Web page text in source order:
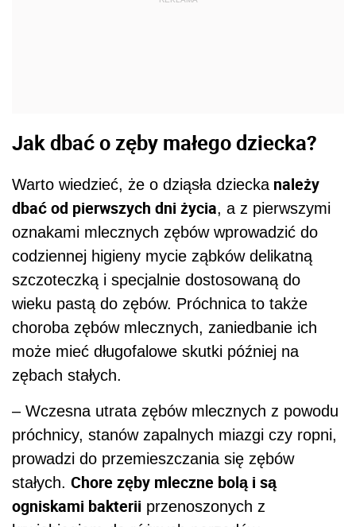
Jak dbać o zęby małego dziecka?
Warto wiedzieć, że o dziąsła dzieckanależy
dbać od pierwszych dni życia, a z pierwszymi
oznakami mlecznych zębów wprowadzić do
codziennej higieny mycie ząbków delikatną
szczoteczką i specjalnie dostosowaną do
wieku pastą do zębów. Próchnica to także
choroba zębów mlecznych, zaniedbanie ich
może mieć długofalowe skutki później na
zębach stałych.
– Wczesna utrata zębów mlecznych z powodu
próchnicy, stanów zapalnych miazgi czy ropni,
prowadzi do przemieszczania się zębów
stałych. Chore zęby mleczne bolą i są
ogniskami bakterii przenoszonych z